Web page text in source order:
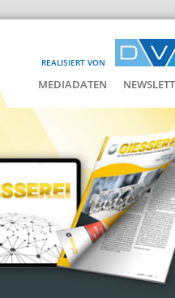
REALISIERT VON
MEDIADATEN